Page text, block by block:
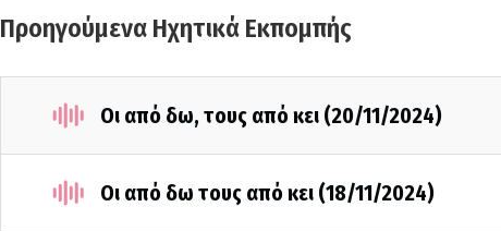
Προηγούμενα Ηχητικά Εκπομπής
Οι από δω, τους από κει (20/11/2024)
Οι από δω τους από κει (18/11/2024)